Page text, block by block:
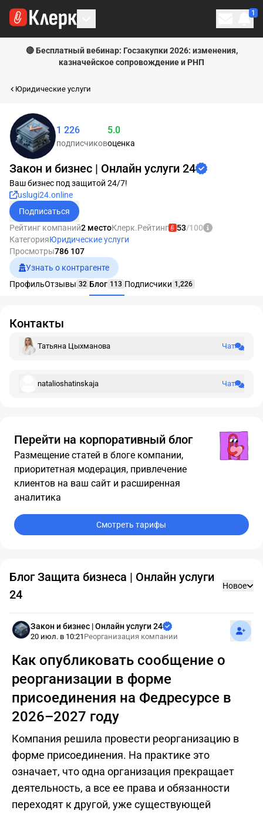
1
🔴 Бесплатный вебинар: Госзакупки 2026: изменения,
казначейское сопровождение и РНП
Юридические услуги
1 226
подписчиков
Рейтинг равен 100
5.0
оценка
Закон и бизнес | Онлайн услуги 24
Ваш бизнес под защитой 24/7!
uslugi24.online
Подписаться
Рейтинг компаний2 местоКлерк.Рейтинг 53/100
КатегорияЮридические услуги
Просмотры786 107
Узнать о контрагенте
ПрофильОтзывы 32 Блог 113 Подписчики 1,226
Контакты
Татьяна Цыхманова Чат
natalioshatinskaja Чат
Перейти на корпоративный блог
Размещение статей в блоге компании,
приоритетная модерация, привлечение
клиентов на ваш сайт и расширенная
аналитика
Смотреть тарифы
Блог Защита бизнеса | Онлайн услуги
24
Новое
Закон и бизнес | Онлайн услуги 24
20 июл. в 10:21 Реорганизация компании
Как опубликовать сообщение о
реорганизации в форме
присоединения на Федресурсе в
2026–2027 году
Компания решила провести реорганизацию в
форме присоединения. На практике это
означает, что одна организация прекращает
деятельность, а все ее права и обязанности
переходят к другой, уже существующей